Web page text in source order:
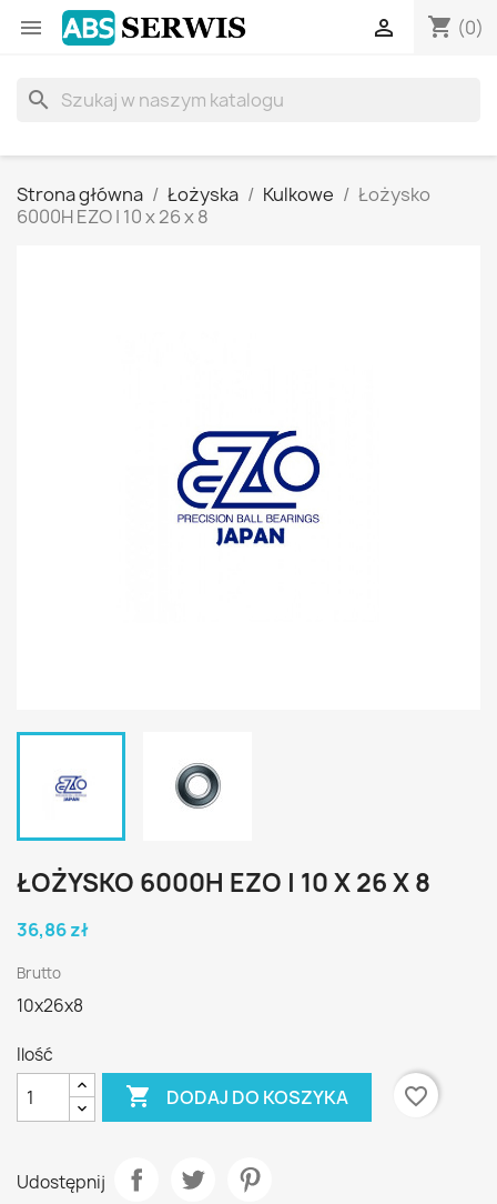
 shopping_cart (0)

search
Strona główna Łożyska Kulkowe
Łożysko
6000H EZO | 10 x 26 x 8
ŁOŻYSKO 6000H EZO | 10 X 26 X 8
36,86 zł
Brutto
10x26x8
Ilość
 DODAJ DO KOSZYKA favorite_border
Udostępnij